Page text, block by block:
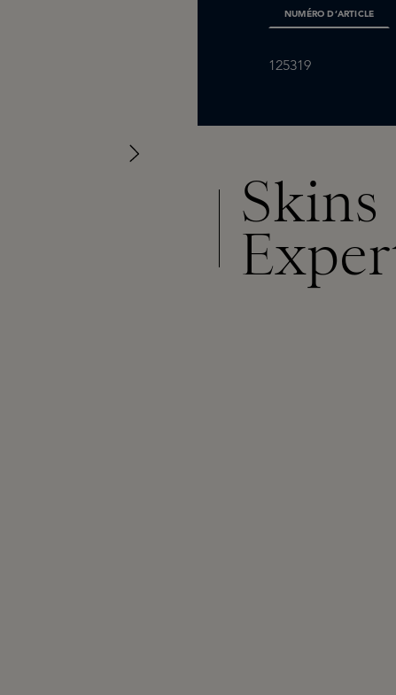
NUMÉRO D’ARTICLE
125319
Skins